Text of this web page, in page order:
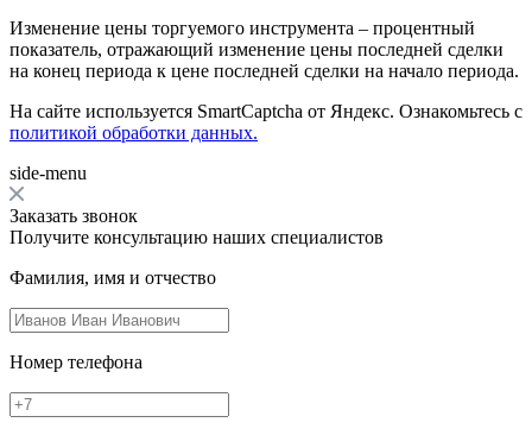
Изменение цены торгуемого инструмента – процентный
показатель, отражающий изменение цены последней сделки
на конец периода к цене последней сделки на начало периода.
На сайте используется SmartCaptcha от Яндекс. Ознакомьтесь с
политикой обработки данных.
side-menu
Заказать звонок
Получите консультацию наших специалистов
Фамилия, имя и отчество
Номер телефона